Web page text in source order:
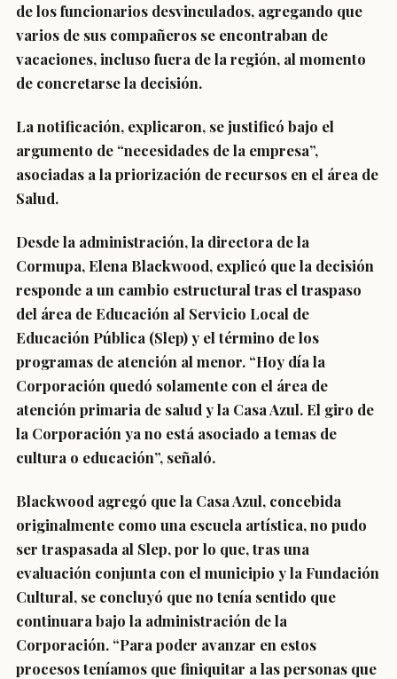
de los funcionarios desvinculados, agregando que
varios de sus compañeros se encontraban de
vacaciones, incluso fuera de la región, al momento
de concretarse la decisión.
La notificación, explicaron, se justificó bajo el
argumento de “necesidades de la empresa”,
asociadas a la priorización de recursos en el área de
Salud.
Desde la administración, la directora de la
Cormupa, Elena Blackwood, explicó que la decisión
responde a un cambio estructural tras el traspaso
del área de Educación al Servicio Local de
Educación Pública (Slep) y el término de los
programas de atención al menor. “Hoy día la
Corporación quedó solamente con el área de
atención primaria de salud y la Casa Azul. El giro de
la Corporación ya no está asociado a temas de
cultura o educación”, señaló.
Blackwood agregó que la Casa Azul, concebida
originalmente como una escuela artística, no pudo
ser traspasada al Slep, por lo que, tras una
evaluación conjunta con el municipio y la Fundación
Cultural, se concluyó que no tenía sentido que
continuara bajo la administración de la
Corporación. “Para poder avanzar en estos
procesos teníamos que finiquitar a las personas que